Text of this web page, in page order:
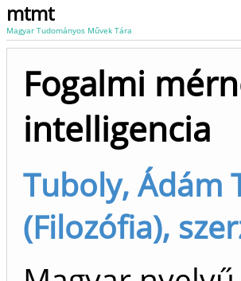
mtmt
Magyar Tudományos Művek Tára
Fogalmi
intelligencia
Tuboly, Ádám
(Filozófia),